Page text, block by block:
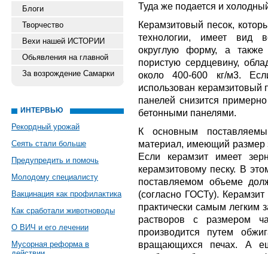
Блоги
Творчество
Вехи нашей ИСТОРИИ
Обьявления на главной
За возрождение Самарки
ИНТЕРВЬЮ
Рекордный урожай
Сеять стали больше
Предупредить и помочь
Молодому специалисту
Вакцинация как профилактика
Как сработали животноводы
О ВИЧ и его лечении
Мусорная реформа в
Туда же подается и
Керамзитовый песок,
технологии, имеет вид
округлую форму, а
пористую сердцевину,
около 400-600 кг/м3.
использован керамзитовый
панелей снизится
бетонными панелями.
К основным
материал, имеющий размер
Если керамзит имеет
керамзитовому песку. В
поставляемом объеме
(согласно ГОСТу).
практически самым легким
растворов с размером
производится путем
вращающихся печах. А